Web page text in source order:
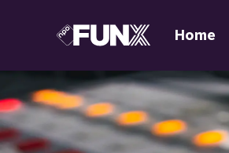
Home